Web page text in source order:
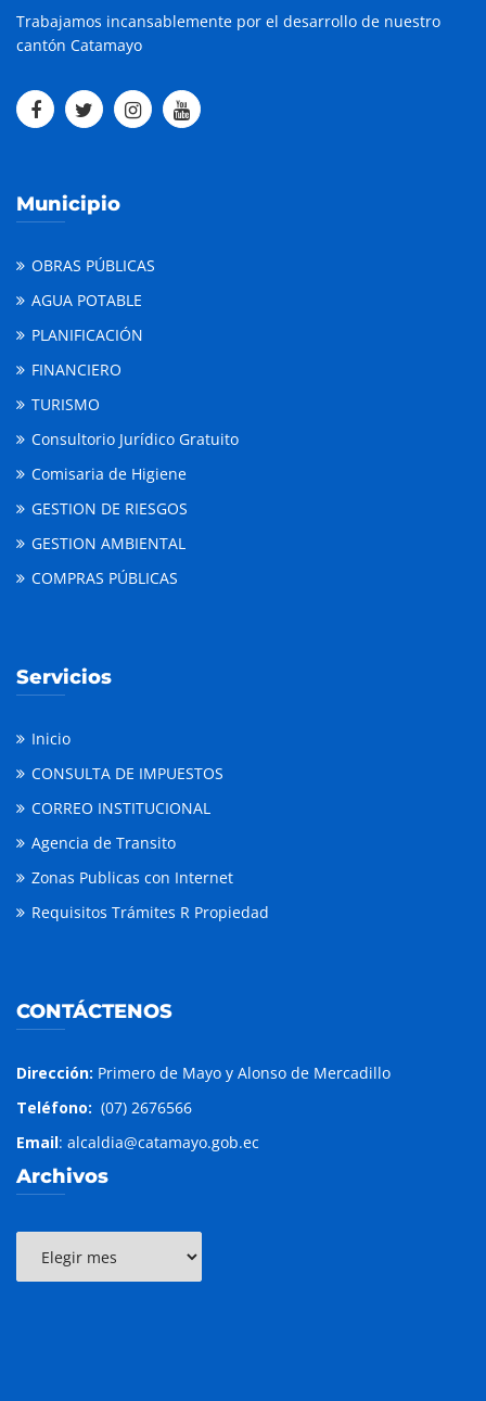
Trabajamos incansablemente por el desarrollo de nuestro
cantón Catamayo
Municipio
OBRAS PÚBLICAS
AGUA POTABLE
PLANIFICACIÓN
FINANCIERO
TURISMO
Consultorio Jurídico Gratuito
Comisaria de Higiene
GESTION DE RIESGOS
GESTION AMBIENTAL
COMPRAS PÚBLICAS
Servicios
Inicio
CONSULTA DE IMPUESTOS
CORREO INSTITUCIONAL
Agencia de Transito
Zonas Publicas con Internet
Requisitos Trámites R Propiedad
CONTÁCTENOS
Dirección: Primero de Mayo y Alonso de Mercadillo
Teléfono: (07) 2676566
Email: alcaldia@catamayo.gob.ec
Archivos